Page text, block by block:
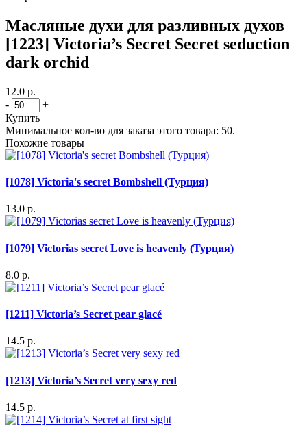
Масляные духи для разливных духов
[1223] Victoria’s Secret Secret seduction
dark orchid
12.0 р.
-
+
Купить
Минимальное кол-во для заказа этого товара: 50.
Похожие товары
[1078] Victoria's secret Bombshell (Турция)
13.0 р.
[1079] Victorias secret Love is heavenly (Турция)
8.0 р.
[1211] Victoria’s Secret pear glacé
14.5 р.
[1213] Victoria’s Secret very sexy red
14.5 р.